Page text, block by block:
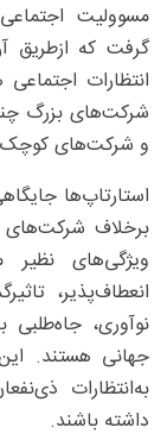
گرفت که ازطریق
شرکت‌های بزرگ
و شرکت‌های کوچک
استارتاپ‌ها
برخلاف شرکت‌های
ویژگی‌های نظیر
انعطاف‌پذیر،
نوآوری،
جهانی هستند.
به‌انتظارات
داشته باشند.